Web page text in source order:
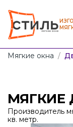
Мягкие окна /
Производитель
кв. метр.
МЯГКИЕ